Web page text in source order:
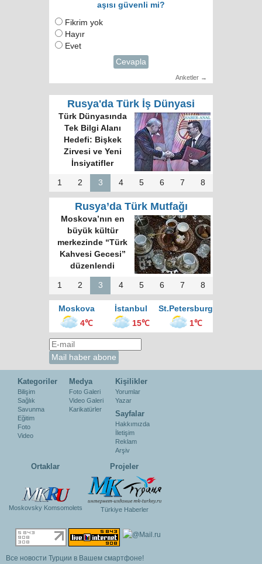
aşısı güvenli mi?
Fikrim yok
Hayır
Evet
Cevapla
Anketler →
Rusya'da Türk İş Dünyasi
Türk Dünyasında
Tek Bilgi Alanı
Hedefi: Bişkek
Zirvesi ve Yeni
İnsiyatifler
1 2 3 4 5 6 7 8
Rusya’da Türk Mutfağı
Moskova’nın en
büyük kültür
merkezinde “Türk
Kahvesi Gecesi”
düzenlendi
1 2 3 4 5 6 7 8
Moskova İstanbul
St.Petersburg
4℃
15℃ 1℃
Kategoriler
Bilişim
Sağlık
Savunma
Eğitim
Foto
Video
Medya
Foto Galeri
Video Galeri
Karikatürler
Kişilikler
Yorumlar
Yazar
Sayfalar
Hakkımızda
İletişim
Reklam
Arşiv
Ortaklar
Moskovsky Komsomolets
Projeler
Türkiye Haberler
Все новости Турции в Вашем смартфоне!